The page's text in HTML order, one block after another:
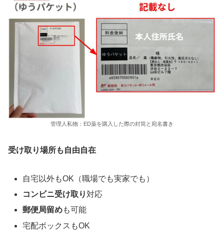
管理人私物：ED薬を購入した際の封筒と宛名書き
受け取り場所も自由自在
自宅以外もOK（職場でも実家でも）
コンビニ受け取り 対応
郵便局留めも可能
宅配ボックスもOK